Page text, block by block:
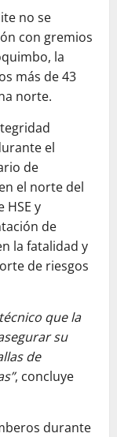
no se
con gremios
la
más de 43
norte.
el
de
el norte del
HSE y
de
la fatalidad y
de riesgos
que la
su
de
, concluye
durante